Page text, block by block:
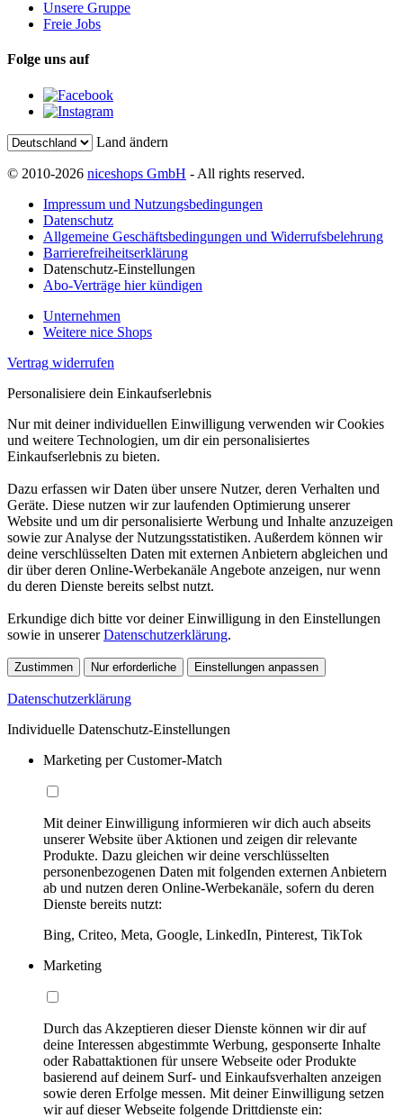
Unsere Gruppe
Freie Jobs
Folge uns auf
Land ändern
© 2010-2026 niceshops GmbH - All rights reserved.
Impressum und Nutzungsbedingungen
Datenschutz
Allgemeine Geschäftsbedingungen und Widerrufsbelehrung
Barrierefreiheitserklärung
Datenschutz-Einstellungen
Abo-Verträge hier kündigen
Unternehmen
Weitere nice Shops
Vertrag widerrufen
Personalisiere dein Einkaufserlebnis
Nur mit deiner individuellen Einwilligung verwenden wir Cookies
und weitere Technologien, um dir ein personalisiertes
Einkaufserlebnis zu bieten.
Dazu erfassen wir Daten über unsere Nutzer, deren Verhalten und
Geräte. Diese nutzen wir zur laufenden Optimierung unserer
Website und um dir personalisierte Werbung und Inhalte anzuzeigen
sowie zur Analyse der Nutzungsstatistiken. Außerdem können wir
deine verschlüsselten Daten mit externen Anbietern abgleichen und
dir über deren Online-Werbekanäle Angebote anzeigen, nur wenn
du deren Dienste bereits selbst nutzt.
Erkundige dich bitte vor deiner Einwilligung in den Einstellungen
sowie in unsererDatenschutzerklärung.
Zustimmen Nur erforderliche Einstellungen anpassen
Datenschutzerklärung
Individuelle Datenschutz-Einstellungen
Marketing per Customer-Match
Mit deiner Einwilligung informieren wir dich auch abseits
unserer Website über Aktionen und zeigen dir relevante
Produkte. Dazu gleichen wir deine verschlüsselten
personenbezogenen Daten mit folgenden externen Anbietern
ab und nutzen deren Online-Werbekanäle, sofern du deren
Dienste bereits nutzt:
Bing, Criteo, Meta, Google, LinkedIn, Pinterest, TikTok
Marketing
Durch das Akzeptieren dieser Dienste können wir dir auf
deine Interessen abgestimmte Werbung, gesponserte Inhalte
oder Rabattaktionen für unsere Webseite oder Produkte
basierend auf deinem Surf- und Einkaufsverhalten anzeigen
sowie deren Erfolge messen. Mit deiner Einwilligung setzen
wir auf dieser Webseite folgende Drittdienste ein: